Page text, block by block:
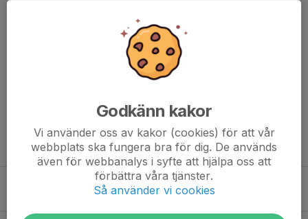
Andra resultat från gruppen:
Stjärnorps SK – Borensbergs IF FK 3–2
Väderstads IK – LiU AIF FK 5–5
Tidigare nyheter
Höstsäsongen är igång!
Igår, 16:16 0
Godkänn kakor
Vi använder oss av kakor (cookies) för att vår
webbplats ska fungera bra för dig. De används
även för webbanalys i syfte att hjälpa oss att
förbättra våra tjänster.
Så använder vi cookies